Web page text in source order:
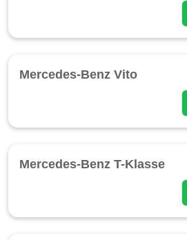
Mercedes-Benz Vito
Mercedes-Benz T-Klasse